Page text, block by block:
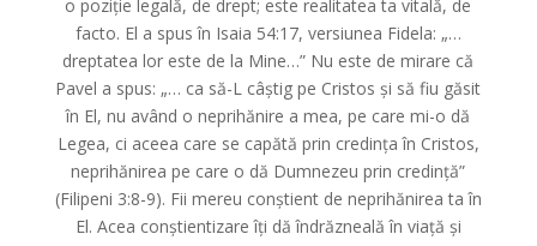
o poziție legală, de drept; este realitatea ta vitală, de
facto. El a spus în Isaia 54:17, versiunea Fidela: „…
dreptatea lor este de la Mine…” Nu este de mirare că
Pavel a spus: „… ca să-L câștig pe Cristos și să fiu găsit
în El, nu având o neprihănire a mea, pe care mi-o dă
Legea, ci aceea care se capătă prin credința în Cristos,
neprihănirea pe care o dă Dumnezeu prin credință”
(Filipeni 3:8-9). Fii mereu conștient de neprihănirea ta în
El. Acea conștientizare îți dă îndrăzneală în viață și